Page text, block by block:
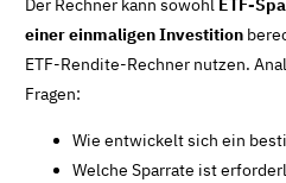
Der Rechner kann sowohl ETF-
einer einmaligen Investition
ETF-Rendite-Rechner nutzen.
Fragen:
Wie entwickelt sich ein
Welche Sparrate ist